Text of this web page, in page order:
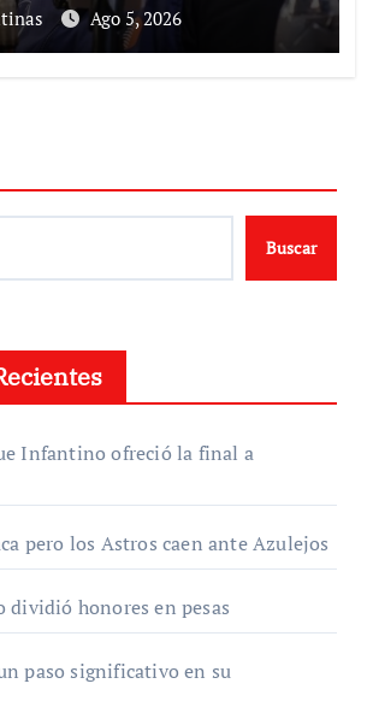
Ago 5, 2026
Buscar
Infantino ofreció la final a
pero los Astros caen ante Azulejos
dividió honores en pesas
paso significativo en su